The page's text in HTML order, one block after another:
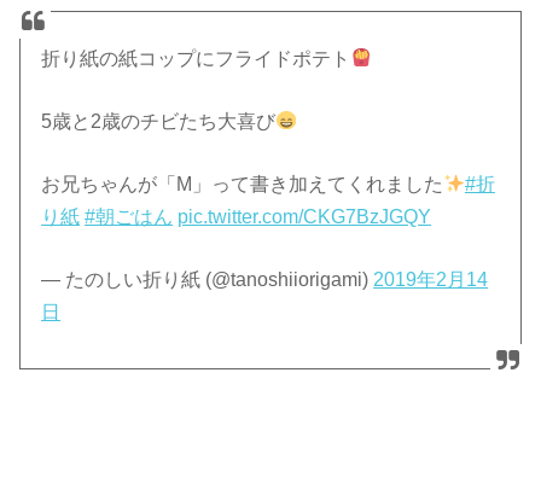
折り紙の紙コップにフライドポテト
5歳と2歳のチビたち大喜び
お兄ちゃんが「M」って書き加えてくれました
#折
り紙 #朝ごはん pic.twitter.com/CKG7BzJGQY
— たのしい折り紙 (@tanoshiiorigami) 2019年2月14
日